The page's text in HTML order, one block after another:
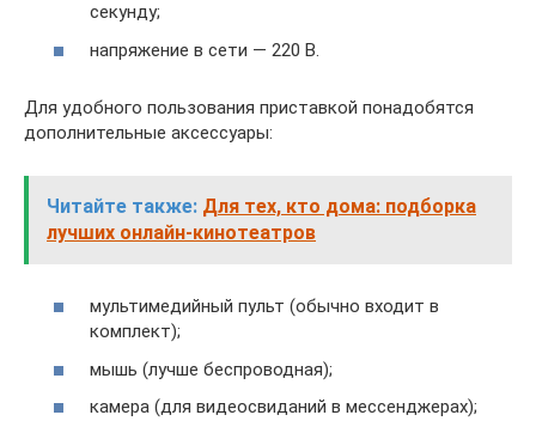
секунду;
напряжение в сети — 220 В.
Для удобного пользования приставкой понадобятся
дополнительные аксессуары:
Читайте также: Для тех, кто дома: подборка
лучших онлайн-кинотеатров
мультимедийный пульт (обычно входит в
комплект);
мышь (лучше беспроводная);
камера (для видеосвиданий в мессенджерах);